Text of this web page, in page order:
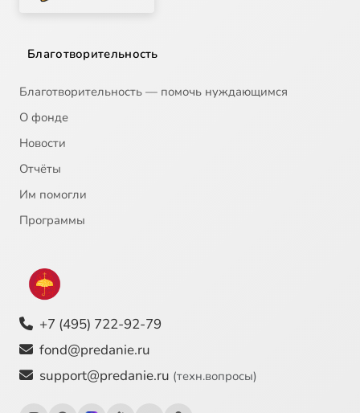
Благотворительность
Благотворительность — помочь нуждающимся
О фонде
Новости
Отчёты
Им помогли
Программы
+7 (495) 722-92-79
fond@predanie.ru
support@predanie.ru (техн.вопросы)